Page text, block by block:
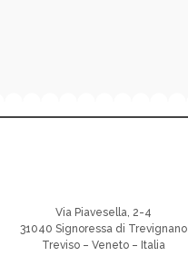
Via Piavesella, 2-4
31040 Signoressa di Trevignano
Treviso – Veneto – Italia